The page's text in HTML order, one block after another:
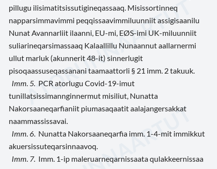
pillugu ilisimatitsissutigineqassaaq. Misissortinneq
napparsimmavimmi peqqissaavimmiluunniit assigisaanilu
Nunat Avannarliit ilaanni, EU-mi, EØS-imi UK-miluunniit
suliarineqarsimassaaq Kalaallillu Nunaannut aallarnermi
ullut marluk (akunnerit 48-it) sinnerlugit
pisoqaassuseqassanani taamaattorli § 21 imm. 2 takuuk.
Imm. 5. PCR atorlugu Covid-19-imut
tunillatsissimannginnermut misiliut, Nunatta
Nakorsaaneqarfianiit piumasaqaatit aalajangersakkat
naammassissavai.
Imm. 6 . Nunatta Nakorsaaneqarfia imm. 1-4-mit immikkut
akuersissuteqarsinnaavoq.
Imm. 7. Imm. 1-ip maleruarneqarnissaata qulakkeernissaa